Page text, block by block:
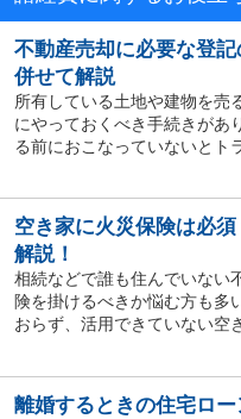
不動産売却に必要な登
併せて解説
所有している土地や建物を売
にやっておくべき手続きがあ
る前におこなっていないとト
空き家に火災保険は必
解説！
相続などで誰も住んでいない
険を掛けるべきか悩む方も多
おらず、活用できていない空
離婚するときの住宅ロ